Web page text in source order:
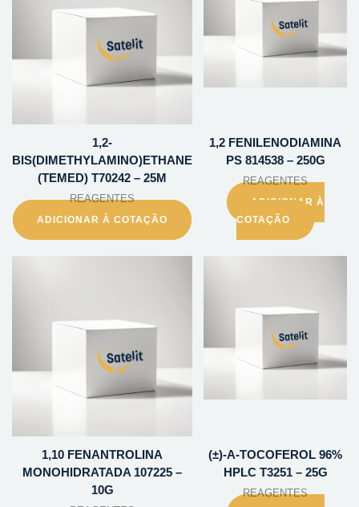
1,2-
BIS(DIMETHYLAMINO)ETHANE
(TEMED) T70242 – 25M
REAGENTES
ADICIONAR À COTAÇÃO
1,2 FENILENODIAMINA
PS 814538 – 250G
REAGENTES
ADICIONAR À
COTAÇÃO
1,10 FENANTROLINA
MONOHIDRATADA 107225 –
10G
(±)-A-TOCOFEROL 96%
HPLC T3251 – 25G
REAGENTES